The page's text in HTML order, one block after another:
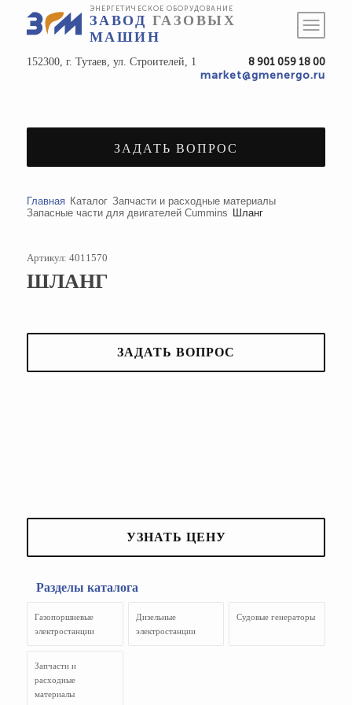
ЭНЕРГЕТИЧЕСКОЕ ОБОРУДОВАНИЕ
ЗАВОД ГАЗОВЫХ
МАШИН
152300, г. Тутаев, ул. Строителей, 1 8 901 059 18 00
market@gmenergo.ru
ЗАДАТЬ ВОПРОС
Главная Каталог Запчасти и расходные материалы
Запасные части для двигателей Cummins Шланг
Артикул: 4011570
ШЛАНГ
ЗАДАТЬ ВОПРОС
УЗНАТЬ ЦЕНУ
Разделы каталога
Газопоршневые
электростанции
Дизельные
электростанции
Судовые генераторы
Запчасти и
расходные
материалы